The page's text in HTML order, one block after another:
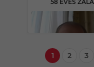
58 ÉVES
1 2 3